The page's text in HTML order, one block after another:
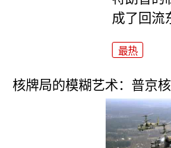
成了回流
最热
核牌局的模糊艺术：普京